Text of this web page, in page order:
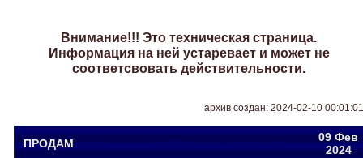
Внимание!!! Это техническая страница.
Информация на ней устаревает и может не
соответсвовать действительности.
архив создан: 2024-02-10 00:01:01
ПРОДАМ Drake yuriytimoschuk@gmail.com
09 Фев
2024